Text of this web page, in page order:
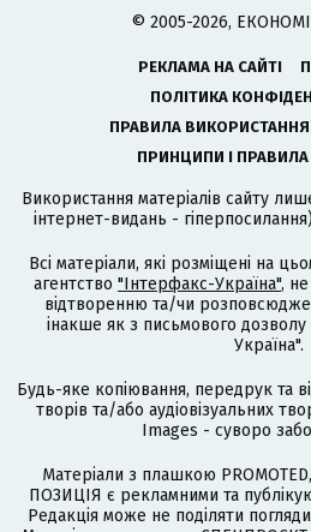
© 2005-2026,
РЕКЛАМА НА САЙТІ
ПОЛІТИКА
ПРАВИЛА ВИКОРИСТАННЯ
ПРИНЦИПИ І
Використання матеріалів сайту
інтернет-видань -
Всі матеріали, які розміщені на
агентство "Інтерфакс-Україна",
відтворенню та/чи
інакше як з письмового
Україна".
Будь-яке копіювання, передрук та
творів та/або аудіовізуальних
Images - суворо
Матеріали з плашкою
ПОЗИЦІЯ є рекламними та
Редакція може не поділяти